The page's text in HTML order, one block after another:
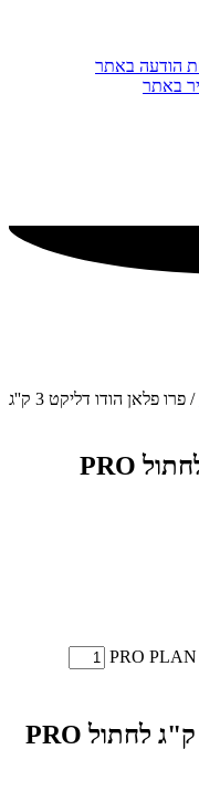
/ פרו פלאן הודו דליקט 3 ק''ג
פרו פלאן הודו דליקט 3 ק''ג לחתול PRO
🦃🐈 פרו פלאן הודו דליקט 3 ק"ג לחתול PRO